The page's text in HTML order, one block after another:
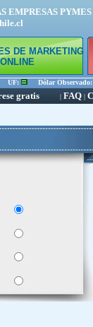
EMPRESAS
DE MARKETING
ONLINE
UF: Dólar Observado:
gratis | FAQ |